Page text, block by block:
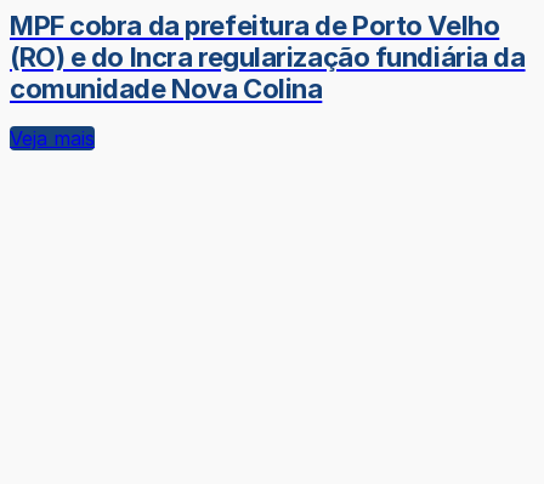
MPF cobra da prefeitura de Porto Velho
(RO) e do Incra regularização fundiária da
comunidade Nova Colina
Veja mais